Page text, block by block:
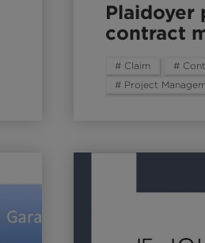
Plaidoyer
contract
# Claim
#
# Project